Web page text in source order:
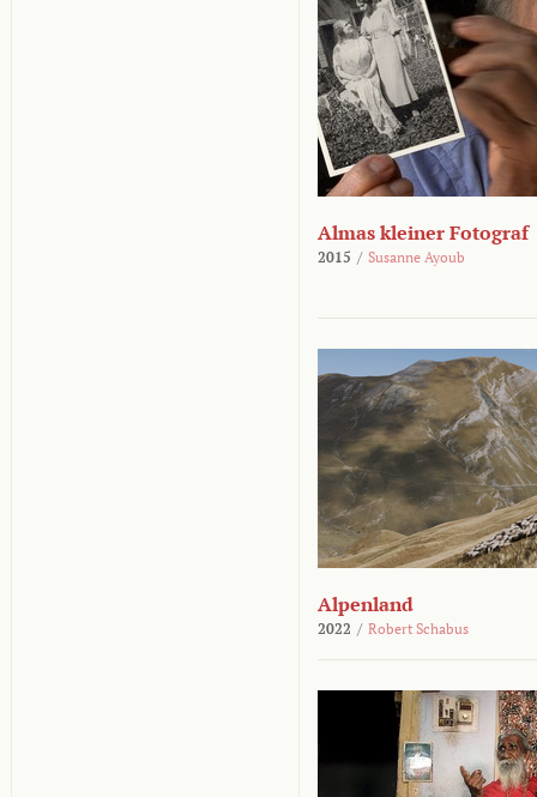
Almas kleiner Fotograf
2015 / Susanne Ayoub
Alpenland
2022 / Robert Schabus